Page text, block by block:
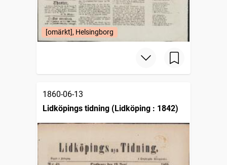
[omärkt], Helsingborg
1860-06-13
Lidköpings tidning (Lidköping : 1842)